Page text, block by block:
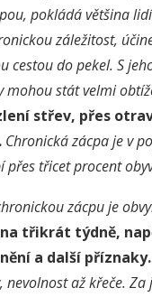
pokládá většina
záležitost,
do pekel. S
stát velmi
střev, přes
Chronická zácpa je v
třicet procent
zácpuje
na třikrát týdně,
a další příznaky.
nevolnostažkřeče. Za